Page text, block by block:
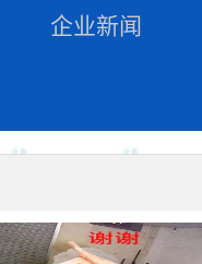
企业新闻